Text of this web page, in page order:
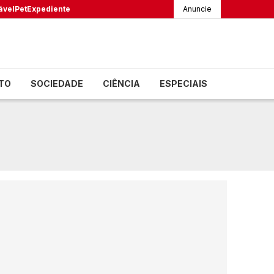
PetExpediente Anuncie
SOCIEDADE CIÊNCIA ESPECIAIS